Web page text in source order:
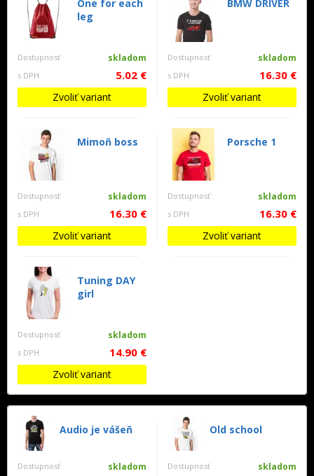
One for each
leg
Dostupnosť skladom
s DPH 5.02 €
Zvoliť variant
BMW DRIVER
Dostupnosť skladom
s DPH 16.30 €
Zvoliť variant
Mimoň boss
Dostupnosť skladom
s DPH 16.30 €
Zvoliť variant
Porsche 1
Dostupnosť skladom
s DPH 16.30 €
Zvoliť variant
Tuning DAY
girl
Dostupnosť skladom
s DPH 14.90 €
Zvoliť variant
Audio je vášeň
Dostupnosť skladom
Old school
Dostupnosť skladom